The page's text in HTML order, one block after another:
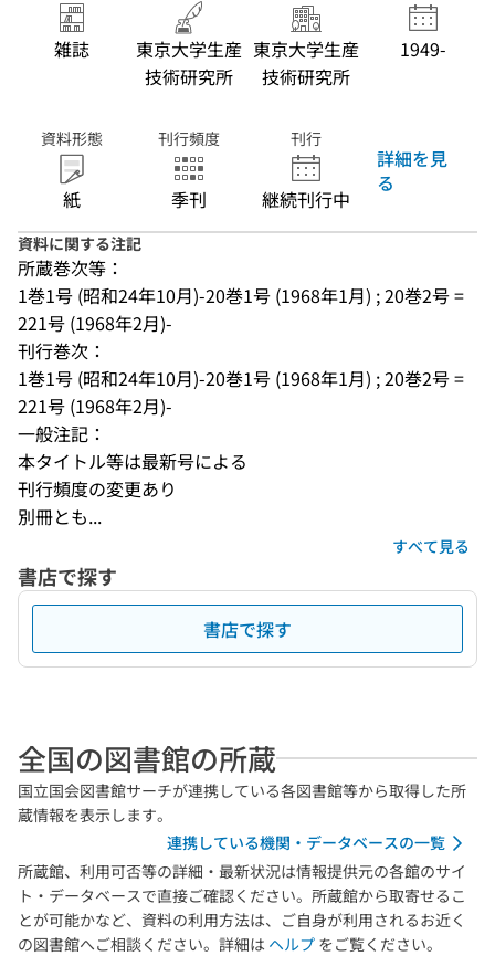
雑誌
東京大学生産
技術研究所
東京大学生産
技術研究所
1949-
資料形態
紙
刊行頻度
季刊
刊行
継続刊行中
詳細を見
る
資料に関する注記
所蔵巻次等：
1巻1号 (昭和24年10月)-20巻1号 (1968年1月) ; 20巻2号 =
221号 (1968年2月)-
刊行巻次：
1巻1号 (昭和24年10月)-20巻1号 (1968年1月) ; 20巻2号 =
221号 (1968年2月)-
一般注記：
本タイトル等は最新号による
刊行頻度の変更あり
別冊とも...
すべて見る
書店で探す
書店で探す
全国の図書館の所蔵
国立国会図書館サーチが連携している各図書館等から取得した所
蔵情報を表示します。
連携している機関・データベースの一覧
所蔵館、利用可否等の詳細・最新状況は情報提供元の各館のサイ
ト・データベースで直接ご確認ください。所蔵館から取寄せるこ
とが可能かなど、資料の利用方法は、ご自身が利用されるお近く
の図書館へご相談ください。詳細は ヘルプ をご覧ください。